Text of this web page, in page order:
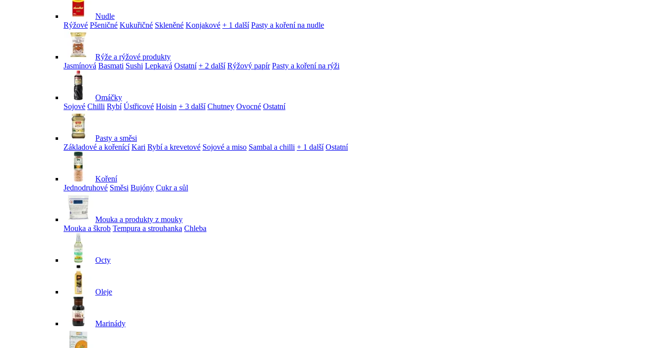
Nudle
Rýžové Pšeničné Kukuřičné Skleněné Konjakové + 1 další Pasty a koření na nudle
Rýže a rýžové produkty
Jasmínová Basmati Sushi Lepkavá Ostatní + 2 další Rýžový papír Pasty a koření na rýži
Omáčky
Sojové Chilli Rybí Ústřicové Hoisin + 3 další Chutney Ovocné Ostatní
Pasty a směsi
Základové a kořenící Kari Rybí a krevetové Sojové a miso Sambal a chilli + 1 další Ostatní
Koření
Jednodruhové Směsi Bujóny Cukr a sůl
Mouka a produkty z mouky
Mouka a škrob Tempura a strouhanka Chleba
Octy
Oleje
Marinády